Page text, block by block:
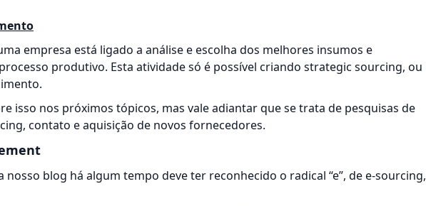
empresa está ligado a análise e escolha dos melhores insumos e
produtivo. Esta atividade só é possível criando strategic sourcing, ou
isso nos próximos tópicos, mas vale adiantar que se trata de pesquisas de
contato e aquisição de novos fornecedores.
nosso blog há algum tempo deve ter reconhecido o radical “e”, de e-sourcing,